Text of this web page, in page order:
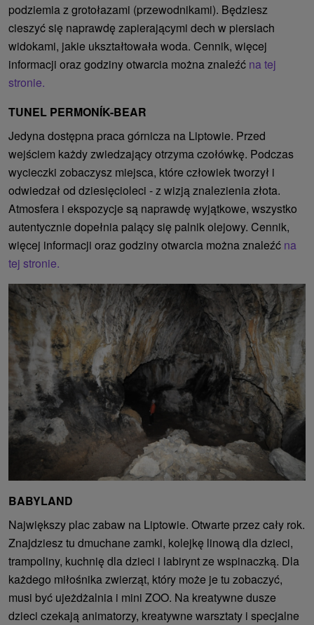
podziemia z grotołazami (przewodnikami). Będziesz
cieszyć się naprawdę zapierającymi dech w piersiach
widokami, jakie ukształtowała woda. Cennik, więcej
informacji oraz godziny otwarcia można znaleźć na tej
stronie.
TUNEL PERMONÍK-BEAR
Jedyna dostępna praca górnicza na Liptowie. Przed
wejściem każdy zwiedzający otrzyma czołówkę. Podczas
wycieczki zobaczysz miejsca, które człowiek tworzył i
odwiedzał od dziesięcioleci - z wizją znalezienia złota.
Atmosfera i ekspozycje są naprawdę wyjątkowe, wszystko
autentycznie dopełnia palący się palnik olejowy. Cennik,
więcej informacji oraz godziny otwarcia można znaleźć na
tej stronie.
BABYLAND
Największy plac zabaw na Liptowie. Otwarte przez cały rok.
Znajdziesz tu dmuchane zamki, kolejkę linową dla dzieci,
trampoliny, kuchnię dla dzieci i labirynt ze wspinaczką. Dla
każdego miłośnika zwierząt, który może je tu zobaczyć,
musi być ujeżdżalnia i mini ZOO. Na kreatywne dusze
dzieci czekają animatorzy, kreatywne warsztaty i specjalne